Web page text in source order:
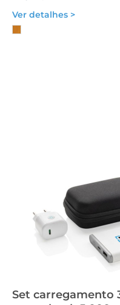
Ver detalhes >
Set carregamento